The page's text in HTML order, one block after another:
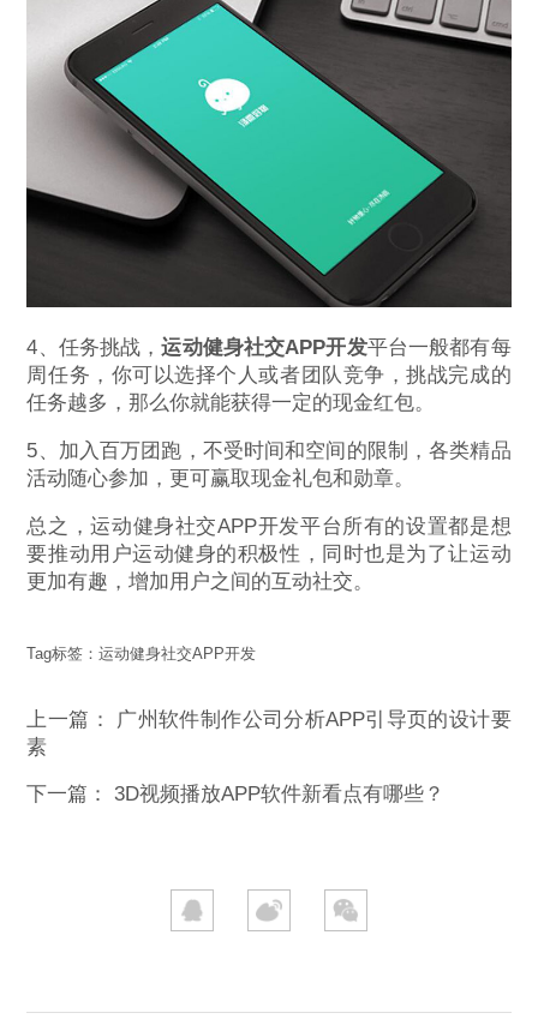
4、任务挑战，运动健身社交APP开发平台一般都有每
周任务，你可以选择个人或者团队竞争，挑战完成的
任务越多，那么你就能获得一定的现金红包。
5、加入百万团跑，不受时间和空间的限制，各类精品
活动随心参加，更可赢取现金礼包和勋章。
总之，运动健身社交APP开发平台所有的设置都是想
要推动用户运动健身的积极性，同时也是为了让运动
更加有趣，增加用户之间的互动社交。
Tag标签：运动健身社交APP开发
上一篇： 广州软件制作公司分析APP引导页的设计要
素
下一篇：3D视频播放APP软件新看点有哪些？